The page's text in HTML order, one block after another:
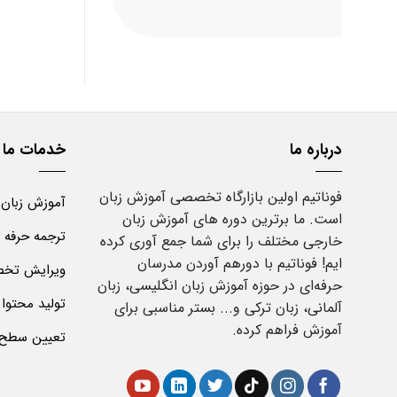
درباره ما
فوناتیم اولین بازارگاه تخصصی آموزش زبان
است. ما برترین دوره های آموزش زبان
خارجی مختلف را برای شما جمع آوری کرده
ایم! فوناتیم با دورهم آوردن مدرسان
حرفه‌ای در حوزه آموزش زبان انگلیسی، زبان
آلمانی، زبان ترکی و... بستر مناسبی برای
آموزش فراهم کرده.
خدمات ما
آموزش
ترجمه
ویرایش
تولید محتوا
تعیین سطح